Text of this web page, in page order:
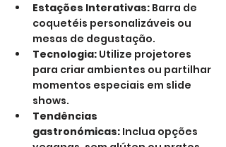
Estações Interativas: Barra de
coquetéis personalizáveis ou
mesas de degustação.
Tecnologia: Utilize projetores
para criar ambientes ou partilhar
momentos especiais em slide
shows.
Tendências
gastronómicas: Inclua opções